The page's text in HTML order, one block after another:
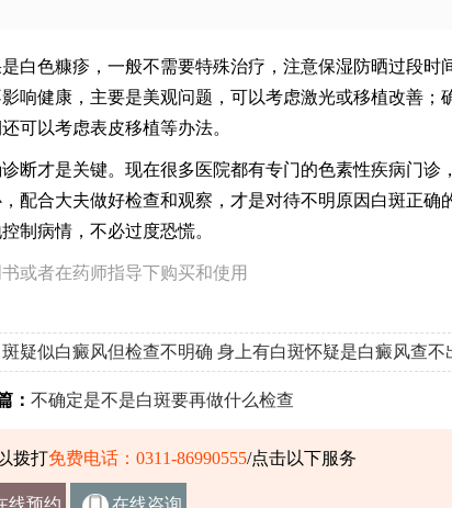
白色糠疹，一般不需要特殊治疗，注意保湿防晒过段时
响健康，主要是美观问题，可以考虑激光或移植改善；
可以考虑表皮移植等办法。
断才是关键。现在很多医院都有专门的色素性疾病门诊
配合大夫做好检查和观察，才是对待不明原因白斑正确
制病情，不必过度恐慌。
或者在药师指导下购买和使用
斑疑似白癜风但检查不明确 身上有白斑怀疑是白癜风查不
： 不确定是不是白斑要再做什么检查
拨打免费电话：0311-86990555/点击以下服务
线预约 在线咨询